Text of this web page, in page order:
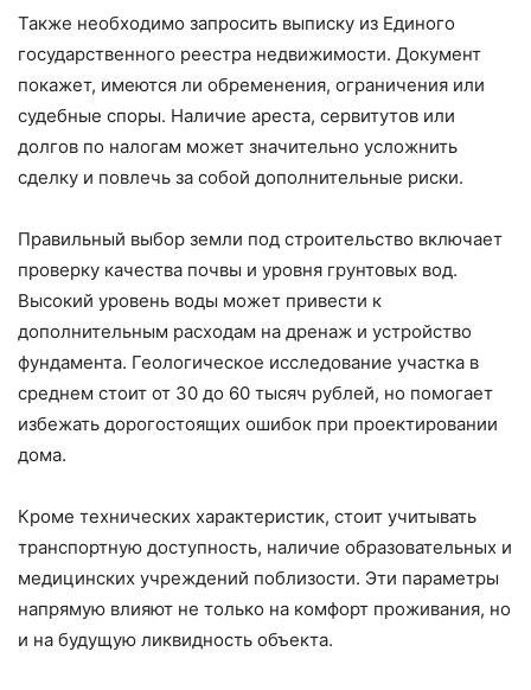
Также необходимо запросить выписку из Единого
государственного реестра недвижимости. Документ
покажет, имеются ли обременения, ограничения или
судебные споры. Наличие ареста, сервитутов или
долгов по налогам может значительно усложнить
сделку и повлечь за собой дополнительные риски.
Правильный выбор земли под строительство включает
проверку качества почвы и уровня грунтовых вод.
Высокий уровень воды может привести к
дополнительным расходам на дренаж и устройство
фундамента. Геологическое исследование участка в
среднем стоит от 30 до 60 тысяч рублей, но помогает
избежать дорогостоящих ошибок при проектировании
дома.
Кроме технических характеристик, стоит учитывать
транспортную доступность, наличие образовательных и
медицинских учреждений поблизости. Эти параметры
напрямую влияют не только на комфорт проживания, но
и на будущую ликвидность объекта.